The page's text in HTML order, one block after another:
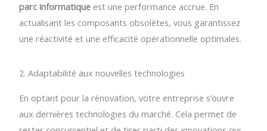
parc informatique est une performance accrue. En
actualisant les composants obsolètes, vous garantissez
une réactivité et une efficacité opérationnelle optimales.
2. Adaptabilité aux nouvelles technologies
En optant pour la rénovation, votre entreprise s’ouvre
aux dernières technologies du marché. Cela permet de